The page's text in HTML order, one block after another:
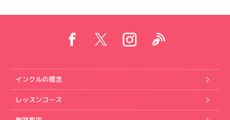
インクルの理念
レッスンコース